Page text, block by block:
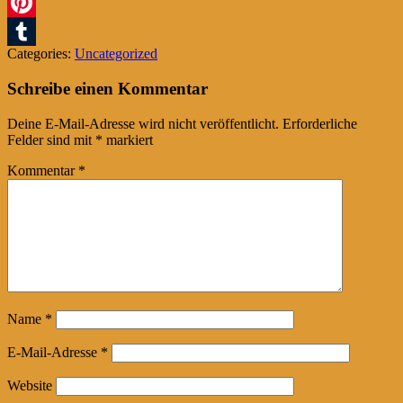
Pinterest
Tumblr
Categories: Uncategorized
Schreibe einen Kommentar
Deine E-Mail-Adresse wird nicht veröffentlicht. Erforderliche
Felder sind mit * markiert
Kommentar *
Name *
E-Mail-Adresse *
Website